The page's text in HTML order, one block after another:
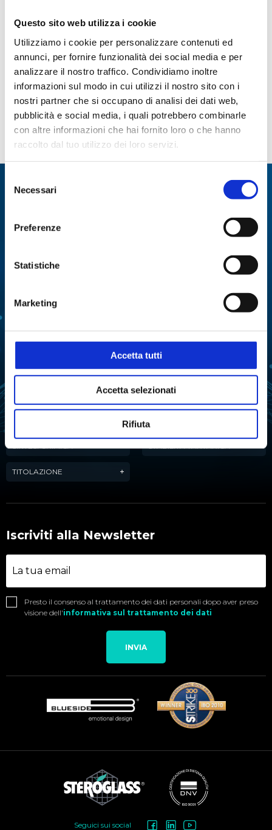
Questo sito web utilizza i cookie
Utilizziamo i cookie per personalizzare contenuti ed
annunci, per fornire funzionalità dei social media e per
analizzare il nostro traffico. Condividiamo inoltre
informazioni sul modo in cui utilizzi il nostro sito con i
nostri partner che si occupano di analisi dei dati web,
pubblicità e social media, i quali potrebbero combinarle
con altre informazioni che hai fornito loro o che hanno
raccolto dal tuo utilizzo dei loro servizi.
delNecessari
Preferenze
Statistiche
Marketing
Accetta tutti
Accetta selezionati
Rifiuta
scientifiche, ha l’obiettivo di primeggiare nel
internazionalenei settori:
Chimica Enologica
Chimica e Microbiologia Alimentare
Biochimica e Biofarmaceutica
Life science
Oggettistica di Design in vetro soffiato.
Specialisti in:
strumenti per diverse applicazioni.
ANALISI ENZIMATICA
MULTIPARAMETRICA
COLTURE CELLULARI
LIOFILIZZAZIONE
PURIFICAZIONE
DELL'ACQUA
ANALISI ATTIVITÀ
DELL'ACQUA
SINTESI CHIMICA STABILITÀ TARTARICA
TITOLAZIONE
Iscriviti alla Newsletter
Presto il consenso al trattamento dei dati personali dopo aver preso
visione dell'informativa sul trattamento dei dati
INVIA
Seguici sui social